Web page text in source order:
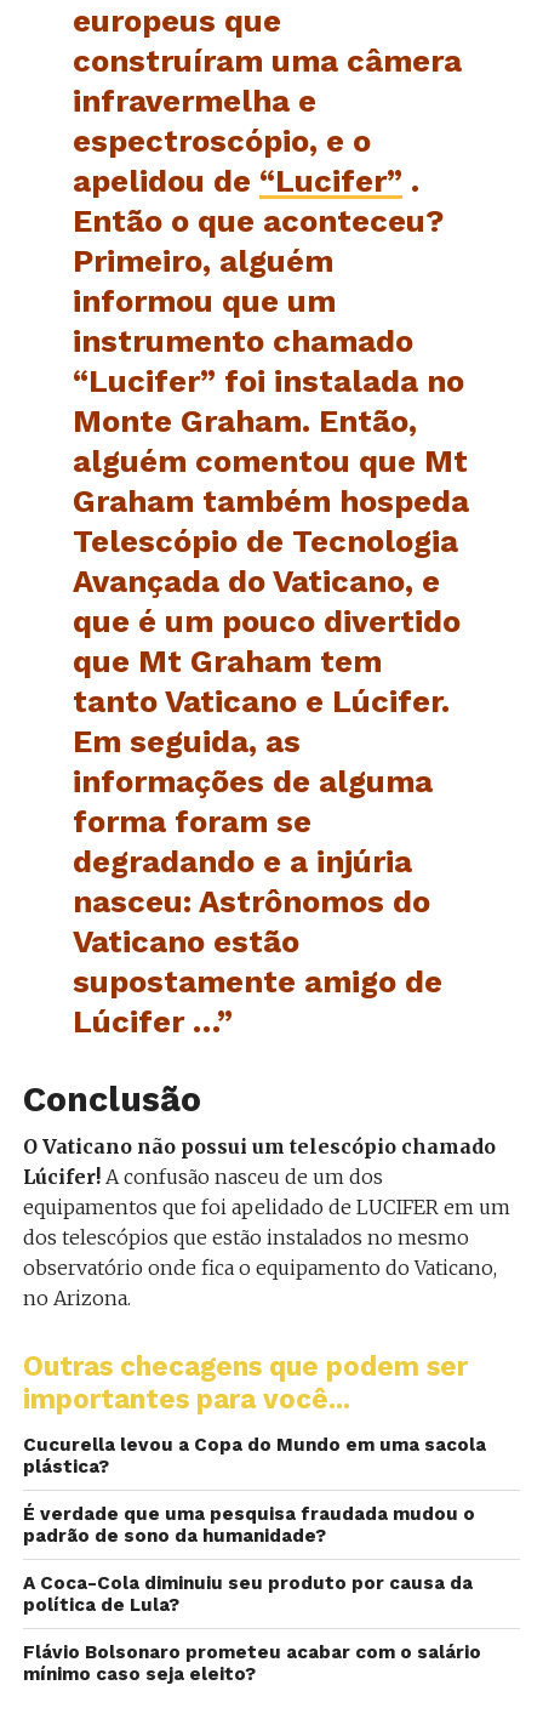
europeus que
construíram uma câmera
infravermelha e
espectroscópio, e o
apelidou de “Lucifer” .
Então o que aconteceu?
Primeiro, alguém
informou que um
instrumento chamado
“Lucifer” foi instalada no
Monte Graham. Então,
alguém comentou que Mt
Graham também hospeda
Telescópio de Tecnologia
Avançada do Vaticano, e
que é um pouco divertido
que Mt Graham tem
tanto Vaticano e Lúcifer.
Em seguida, as
informações de alguma
forma foram se
degradando e a injúria
nasceu: Astrônomos do
Vaticano estão
supostamente amigo de
Lúcifer …”
Conclusão
O Vaticano não possui um telescópio chamado
Lúcifer!A confusão nasceu de um dos
equipamentos que foi apelidado de LUCIFER em um
dos telescópios que estão instalados no mesmo
observatório onde fica o equipamento do Vaticano,
no Arizona.
Outras checagens que podem ser
importantes para você...
Cucurella levou a Copa do Mundo em uma sacola
plástica?
É verdade que uma pesquisa fraudada mudou o
padrão de sono da humanidade?
A Coca-Cola diminuiu seu produto por causa da
política de Lula?
Flávio Bolsonaro prometeu acabar com o salário
mínimo caso seja eleito?